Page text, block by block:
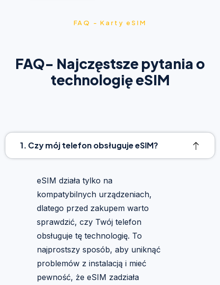
FAQ - Karty eSIM
FAQ- Najczęstsze pytania o
technologię eSIM
1. Czy mój telefon obsługuje eSIM?
eSIM działa tylko na
kompatybilnych urządzeniach,
dlatego przed zakupem warto
sprawdzić, czy Twój telefon
obsługuje tę technologię. To
najprostszy sposób, aby uniknąć
problemów z instalacją i mieć
pewność, że eSIM zadziała